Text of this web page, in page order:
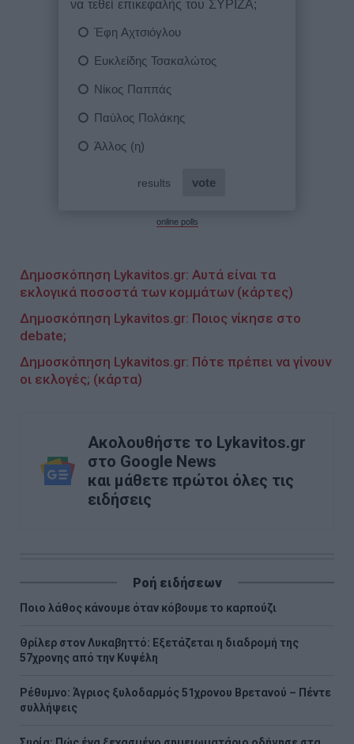
online polls
Δημοσκόπηση Lykavitos.gr: Αυτά είναι τα
εκλογικά ποσοστά των κομμάτων (κάρτες)
Δημοσκόπηση Lykavitos.gr: Ποιος νίκησε στο
debate;
Δημοσκόπηση Lykavitos.gr: Πότε πρέπει να γίνουν
οι εκλογές; (κάρτα)
Ακολουθήστε το Lykavitos.gr
στο Google News
και μάθετε πρώτοι όλες τις
ειδήσεις
Ροή ειδήσεων
Ποιο λάθος κάνουμε όταν κόβουμε το καρπούζι
Θρίλερ στον Λυκαβηττό: Εξετάζεται η διαδρομή της
57χρονης από την Κυψέλη
Ρέθυμνο: Άγριος ξυλοδαρμός 51χρονου Βρετανού – Πέντε
συλλήψεις